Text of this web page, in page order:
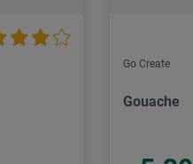
Go Create
Gouache